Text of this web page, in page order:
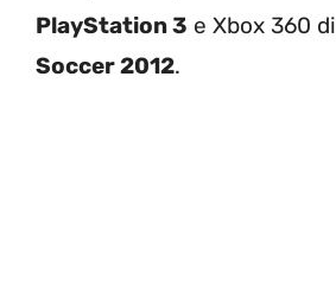
PlayStation 3 e Xbox 360 di
Soccer 2012.